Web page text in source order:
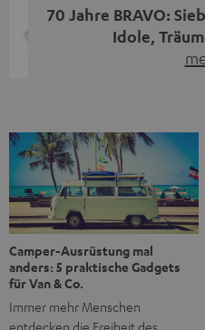
70 Jahre BRAVO:
Idole,
1956 begleitet das Magazin
Pop, kleine Schwärmereien
Jubiläum werfen wir einen
Jugendmarke: Wie die
Camper-Ausrüstung mal
anders: 5 praktische Gadgets
für Van & Co.
Immer mehr Menschen
entdecken die Freiheit des